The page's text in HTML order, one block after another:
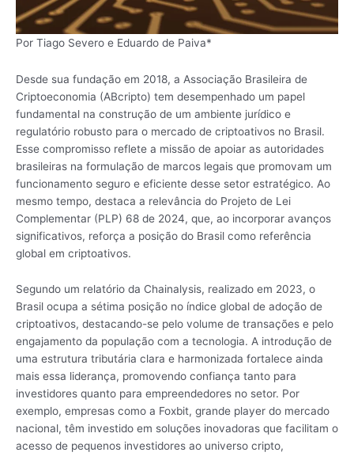
Por Tiago Severo e Eduardo de Paiva*
Desde sua fundação em 2018, a Associação Brasileira de
Criptoeconomia (ABcripto) tem desempenhado um papel
fundamental na construção de um ambiente jurídico e
regulatório robusto para o mercado de criptoativos no Brasil.
Esse compromisso reflete a missão de apoiar as autoridades
brasileiras na formulação de marcos legais que promovam um
funcionamento seguro e eficiente desse setor estratégico. Ao
mesmo tempo, destaca a relevância do Projeto de Lei
Complementar (PLP) 68 de 2024, que, ao incorporar avanços
significativos, reforça a posição do Brasil como referência
global em criptoativos.
Segundo um relatório da Chainalysis, realizado em 2023, o
Brasil ocupa a sétima posição no índice global de adoção de
criptoativos, destacando-se pelo volume de transações e pelo
engajamento da população com a tecnologia. A introdução de
uma estrutura tributária clara e harmonizada fortalece ainda
mais essa liderança, promovendo confiança tanto para
investidores quanto para empreendedores no setor. Por
exemplo, empresas como a Foxbit, grande player do mercado
nacional, têm investido em soluções inovadoras que facilitam o
acesso de pequenos investidores ao universo cripto,